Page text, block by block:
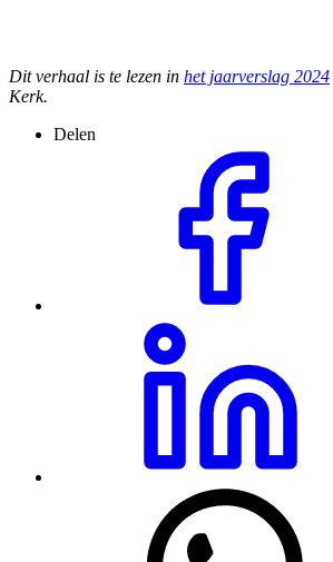
Dit verhaal is te lezen in het jaarverslag 2024
Kerk.
Delen